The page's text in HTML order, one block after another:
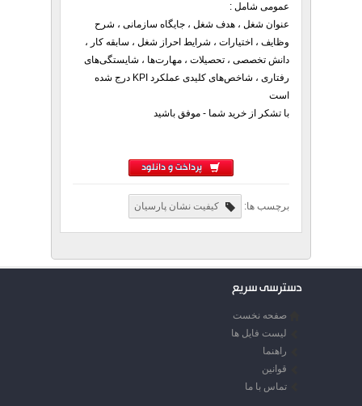
عمومی شامل :
عنوان شغل ، هدف شغل ، جایگاه سازمانی ، شرح
وظایف ، اختیارات ، شرایط احراز شغل ، سابقه کار ،
دانش تخصصی ، تحصیلات ، مهارت‌ها ، شایستگی‌های
رفتاری ، شاخص‌های کلیدی عملکرد KPI درج شده
است
با تشکر از خرید شما - موفق باشید
پرداخت و دانلود
برچسب ها: کیفیت نشان پارسیان
دسترسی سریع
صفحه نخست
لیست فایل ها
راهنما
قوانین
تماس با ما